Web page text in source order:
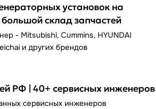
установок на
склад запчастей
- Mitsubishi, Cummins, HYUNDAI
и других брендов
РФ | 40+ сервисных инженеров
сервисных инженеров